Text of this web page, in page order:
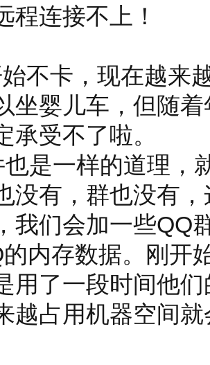
程连接不上！
不卡，现在越来
坐婴儿车，但随
承受不了啦。
是一样的道理，
没有，群也没有
我们会加一些QQ
内存数据。刚开
用了一段时间他
越占用机器空间